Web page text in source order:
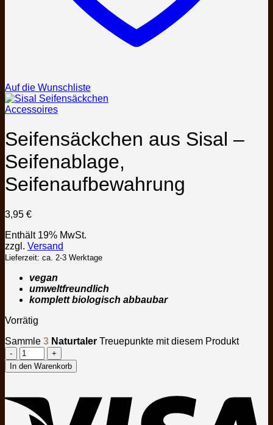
Auf die Wunschliste
Accessoires
Seifensäckchen aus Sisal –
Seifenablage,
Seifenaufbewahrung
3,95 €
Enthält 19% MwSt.
zzgl. Versand
Lieferzeit: ca. 2-3 Werktage
vegan
umweltfreundlich
komplett biologisch abbaubar
Vorrätig
Sammle 3 Naturtaler Treuepunkte mit diesem Produkt
Seifensäckchen
aus
Sisal
Seifenablage,
Seifenaufbewahrung
Menge
In den Warenkorb